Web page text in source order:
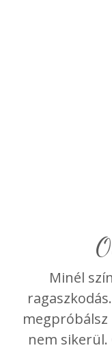
Minél
megpróbálsz
nem sikerül.